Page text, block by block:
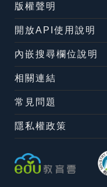
版權聲明
開放API使用說明
內嵌搜尋欄位說明
相關連結
常見問題
隱私權政策